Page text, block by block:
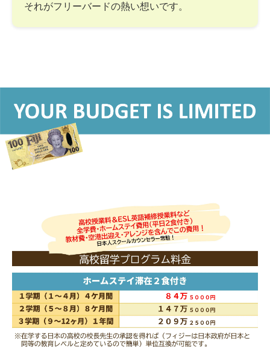
それがフリーバードの熱い想いです。